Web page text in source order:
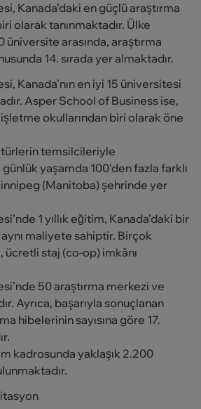
Kanada’daki en güçlü araştırma
olarak tanınmaktadır. Ülke
arasında, araştırma
14. sırada yer almaktadır.
Kanada’nın en iyi 15 üniversitesi
Asper School of Business ise,
okullarından biri olarak öne
temsilcileriyle
yaşamda 100’den fazla farklı
(Manitoba) şehrinde yer
1 yıllık eğitim, Kanada’daki bir
maliyete sahiptir. Birçok
ücretli staj (co-op) imkânı
50 araştırma merkezi ve
Ayrıca, başarıyla sonuçlanan
hibelerinin sayısına göre 17.
kadrosunda yaklaşık 2.200